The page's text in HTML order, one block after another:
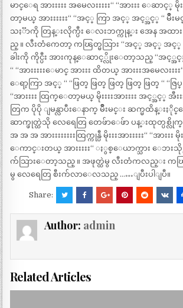
မာင္ေရ အားးးးး အမေလးးးးး“ “အားးး ေဆာင့္
တာ့မယ္ အားးးးးး“ “အင့္ ကြာ အင့္ အင့္အင့္ “ မ်ိဳးမ
သႏၱာကို တြန္းလိုက္ပီး ေလးဘက္ကုန္း အေန အထား
ည္ ။ လီးတံကေတာ့ ကၽြတ္မသြား “အင့္ အင့္ အင့္
ခါးကို ကိုင္ပီး အားကုန္ေဆာင့္လိုးေတာ့သည္ “အင့္အ
“ “အားးးးးေမာင္ အားးး ထိတယ္ အားးးအမေလ
ေရာ့ကြာ အင့္ “ “ဖြတ္ ဖြတ္ ဖြတ္ ဖြတ္ ဖြတ္ “ “ဇြပ္ ဇ
“အားးးး ထြက္ေတာ့မယ္ မိုးးးးအားးးး အင့္အင့္ အီ
တြက ပိုပို ျမန္လာပီးေနာက္ မ်ိဳးမင္း ဆက္မထိန္းႏို
ဆာက္ဖုတ္ထဲသို လေရေတြ တေဖ်ာေဖ်ာ ပန္းထုတ္ပစ္
အ အ အ အားးးးးးးးထြက္ကုန္ပီ မိုးးးအားးးးး“ “အားး
ေကာင္းတယ္ အားးးးး“ ႏွစ္ေယာက္သား ေဘးသို
က်သြားေတာ့သည္ ။ အဖုတ္ထဲမွ လီးတံကလည္း ကၽြတ္
မွ လေရေတြ စီးက်လာေလသည္ ……ျပီးပါျပီ။
Share:
Author: admin
Related Articles